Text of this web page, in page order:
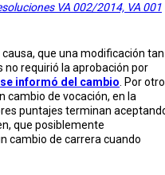
VA 002/2014, VA 001
que una modificación tan
requirió la aprobación por
informó del cambio . Por otro
cambio de vocación, en la
puntajes terminan
que posiblemente
cambio de carrera cuando